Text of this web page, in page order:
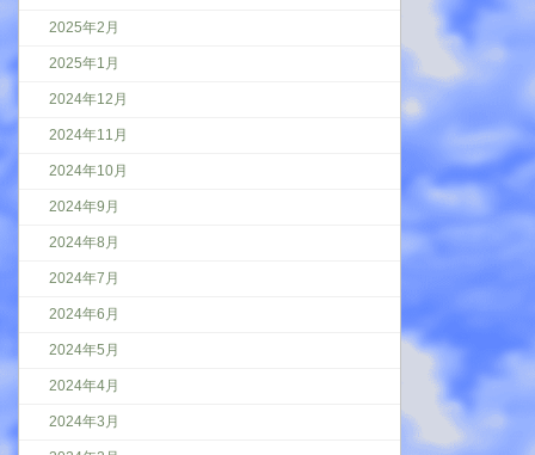
2025年2月
2025年1月
2024年12月
2024年11月
2024年10月
2024年9月
2024年8月
2024年7月
2024年6月
2024年5月
2024年4月
2024年3月